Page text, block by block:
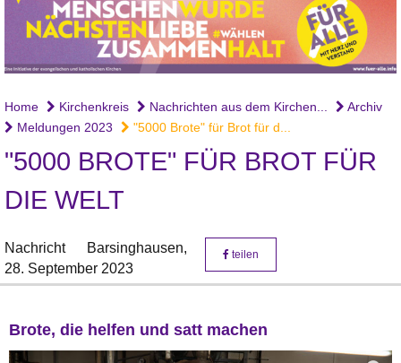
Home Kirchenkreis Nachrichten aus dem Kirchen...
Archiv
Meldungen 2023
"5000 Brote" für Brot für d...
"5000 BROTE" FÜR BROT FÜR
DIE WELT
Nachricht
Barsinghausen,
28. September 2023
teilen
Brote, die helfen und satt machen